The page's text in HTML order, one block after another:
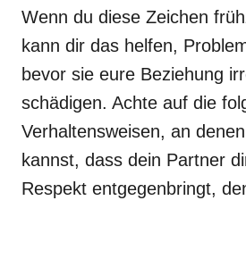
Wenn du diese Zeichen
kann dir das helfen,
bevor sie eure Beziehung
schädigen. Achte auf die
Verhaltensweisen, an
kannst, dass dein Partner
Respekt entgegenbringt,